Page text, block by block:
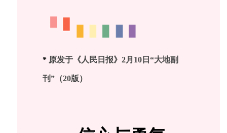
* 原发于《人民日报》2月10日“大地副
刊”（20版）